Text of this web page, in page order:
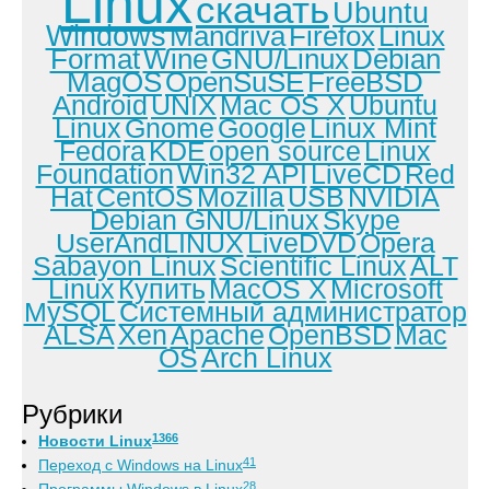
скачать Ubuntu
WindowsMandrivaFirefoxLinux
FormatWineGNU/LinuxDebian
MagOSOpenSuSEFreeBSD
AndroidUNIXMac OS XUbuntu
LinuxGnomeGoogleLinux Mint
FedoraKDEopen sourceLinux
FoundationWin32 APILiveCDRed
HatCentOSMozillaUSBNVIDIA
Debian GNU/LinuxSkype
UserAndLINUXLiveDVDOpera
Sabayon LinuxScientific LinuxALT
LinuxКупитьMacOS XMicrosoft
MySQLСистемный администратор
ALSAXenApacheOpenBSDMac
OSArch Linux
Рубрики
Новости Linux1366
Переход с Windows на Linux41
28